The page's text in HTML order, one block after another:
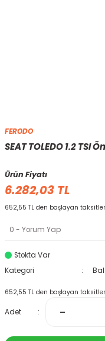
FERODO
SEAT TOLEDO 1.2 TSI
Ürün Fiyatı
6.282,03 TL
652,55 TL den başlayan
0 - Yorum Yap
Stokta Var
Kategori
652,55 TL den başlayan
Adet